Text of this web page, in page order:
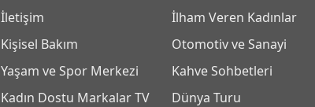
İletişim
İlham Veren Kadınlar
Kişisel Bakım
Otomotiv ve Sanayi
Yaşam ve Spor Merkezi
Kahve Sohbetleri
Kadın Dostu Markalar TV
Dünya Turu